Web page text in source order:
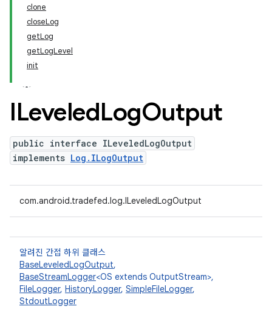
clone
closeLog
getLog
getLogLevel
init
ILeveledLogOutput
public interface ILeveledLogOutput
implements Log.ILogOutput
com.android.tradefed.log.ILeveledLogOutput
알려진 간접 하위 클래스
BaseLeveledLogOutput,
BaseStreamLogger<OS extends OutputStream>,
FileLogger, HistoryLogger, SimpleFileLogger,
StdoutLogger